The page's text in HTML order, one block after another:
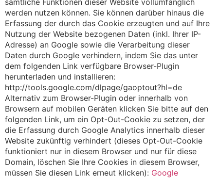
sämtliche Funktionen dieser Website vollumfänglich
werden nutzen können. Sie können darüber hinaus die
Erfassung der durch das Cookie erzeugten und auf Ihre
Nutzung der Website bezogenen Daten (inkl. Ihrer IP-
Adresse) an Google sowie die Verarbeitung dieser
Daten durch Google verhindern, indem Sie das unter
dem folgenden Link verfügbare Browser-Plugin
herunterladen und installieren:
http://tools.google.com/dlpage/gaoptout?hl=de
Alternativ zum Browser-Plugin oder innerhalb von
Browsern auf mobilen Geräten klicken Sie bitte auf den
folgenden Link, um ein Opt-Out-Cookie zu setzen, der
die Erfassung durch Google Analytics innerhalb dieser
Website zukünftig verhindert (dieses Opt-Out-Cookie
funktioniert nur in diesem Browser und nur für diese
Domain, löschen Sie Ihre Cookies in diesem Browser,
müssen Sie diesen Link erneut klicken): Google